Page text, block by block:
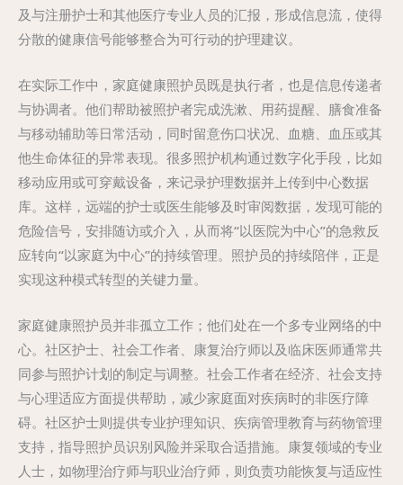
及与注册护士和其他医疗专业人员的汇报，形成信息流，使得
分散的健康信号能够整合为可行动的护理建议。
在实际工作中，家庭健康照护员既是执行者，也是信息传递者
与协调者。他们帮助被照护者完成洗漱、用药提醒、膳食准备
与移动辅助等日常活动，同时留意伤口状况、血糖、血压或其
他生命体征的异常表现。很多照护机构通过数字化手段，比如
移动应用或可穿戴设备，来记录护理数据并上传到中心数据
库。这样，远端的护士或医生能够及时审阅数据，发现可能的
危险信号，安排随访或介入，从而将“以医院为中心”的急救反
应转向“以家庭为中心”的持续管理。照护员的持续陪伴，正是
实现这种模式转型的关键力量。
家庭健康照护员并非孤立工作；他们处在一个多专业网络的中
心。社区护士、社会工作者、康复治疗师以及临床医师通常共
同参与照护计划的制定与调整。社会工作者在经济、社会支持
与心理适应方面提供帮助，减少家庭面对疾病时的非医疗障
碍。社区护士则提供专业护理知识、疾病管理教育与药物管理
支持，指导照护员识别风险并采取合适措施。康复领域的专业
人士，如物理治疗师与职业治疗师，则负责功能恢复与适应性